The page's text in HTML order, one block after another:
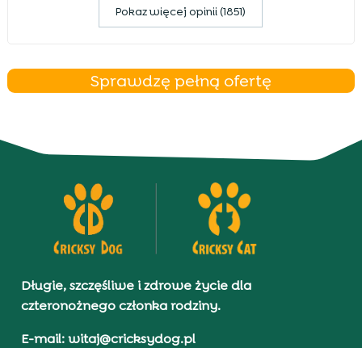
Pokaz więcej opinii (1851)
Sprawdzę pełną ofertę
Długie, szczęśliwe i zdrowe życie dla
czteronożnego członka rodziny.
E-mail: witaj@cricksydog.pl